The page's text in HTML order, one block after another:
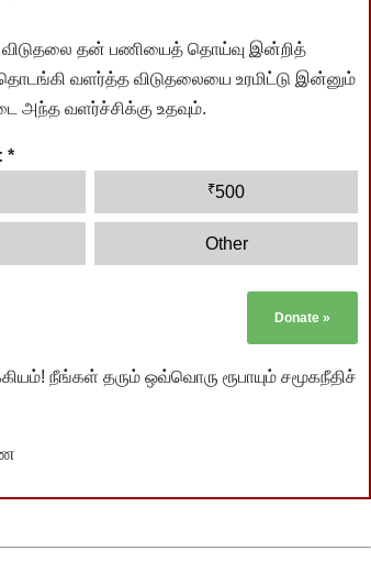
விடுதலை தன் பணியைத் தொய்வு இன்றித்
வளர்த்த விடுதலையை உரமிட்டு இன்னும்
அந்த வளர்ச்சிக்கு உதவும்.
*
₹500
Other
Donate »
நீங்கள் தரும் ஒவ்வொரு ரூபாயும் சமூகநீதிச்